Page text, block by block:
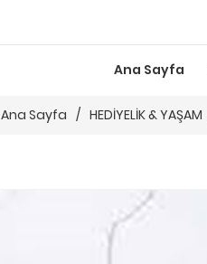
Ana Sayfa
Ana Sayfa / HEDİYELİK & YAŞAM